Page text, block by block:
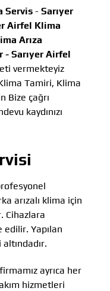
Servis - Sarıyer
Airfel Klima
Arıza
- Sarıyer Airfel
vermekteyiz
Tamiri, Klima
Bize çağrı
kaydınızı
arızalı klima için
Cihazlara
edilir. Yapılan
ayrıca her
hizmetleri